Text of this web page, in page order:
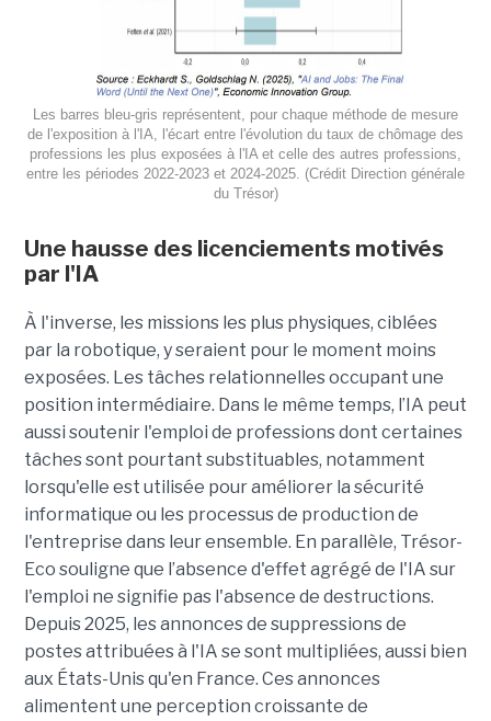
Les barres bleu-gris représentent, pour chaque méthode de mesure
de l'exposition à l'IA, l'écart entre l'évolution du taux de chômage des
professions les plus exposées à l'IA et celle des autres professions,
entre les périodes 2022-2023 et 2024-2025. (Crédit Direction générale
du Trésor)
Une hausse des licenciements motivés
par l'IA
À l'inverse, les missions les plus physiques, ciblées
par la robotique, y seraient pour le moment moins
exposées. Les tâches relationnelles occupant une
position intermédiaire. Dans le même temps, l’IA peut
aussi soutenir l'emploi de professions dont certaines
tâches sont pourtant substituables, notamment
lorsqu'elle est utilisée pour améliorer la sécurité
informatique ou les processus de production de
l'entreprise dans leur ensemble. En parallèle, Trésor-
Eco souligne que l’absence d'effet agrégé de l'IA sur
l'emploi ne signifie pas l'absence de destructions.
Depuis 2025, les annonces de suppressions de
postes attribuées à l'IA se sont multipliées, aussi bien
aux États-Unis qu'en France. Ces annonces
alimentent une perception croissante de